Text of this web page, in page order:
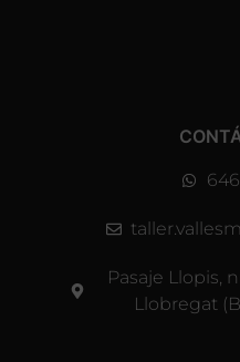
Pasaje Llopis,
Llobregat